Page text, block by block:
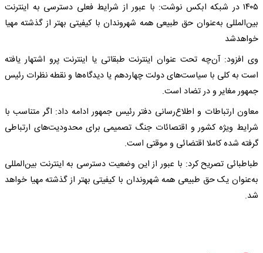
۱۴۰۵ در شبکه ابکس نوشت: با عبور از شرایط فعلی دسترسی به اینترنت
بین‌المللی به‌عنوان حق طبیعی همه شهروندان با کیفیتی بهتر از گذشته مهیا
خواهدشد
وی افزود: ‌آن‌چه تحت عنوان اینترنت طبقاتی یا اینترنت پرو اشتهار یافته
است به کلی با سیاست‌های دولت چهاردهم یا دیدگاه‌ها و نقطه نظرات رئیس
جمهور مغایر و در تضاد است.
معاون ارتباطات و اطلاع‌رسانی دفتر رئیس جمهور ادامه داد: ‌اگر متناسب با
شرایط ویژه کشور و اقتصائات جنگ تصمیمی برای محدودیت‌های ارتباطی
گرفته شده کاملا اقتضائی و موقتی است.‌
طباطبائی تصریح کرد: با عبور از این وضعیت دسترسی به اینترنت بین‌المللی
به‌عنوان یک حق طبیعی همه شهروندان با کیفیتی بهتر از گذشته مهیا خواهد
شد.